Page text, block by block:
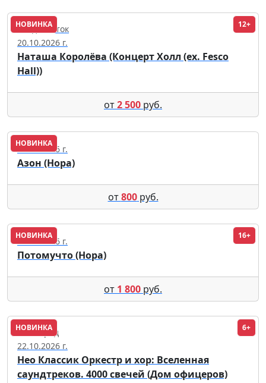
НОВИНКА 12+
Владивосток
20.10.2026 г.
Наташа Королёва (Концерт Холл (ex. Fesco
Hall))
от2 500 руб.
НОВИНКА
28.11.2026 г.
Азон (Нора)
от800руб.
НОВИНКА 16+
10.12.2026 г.
Потомучто (Нора)
от 1 800 руб.
НОВИНКА 6+
Волгоград
22.10.2026 г.
Нео Классик Оркестр и хор: Вселенная
саундтреков. 4000 свечей (Дом офицеров)